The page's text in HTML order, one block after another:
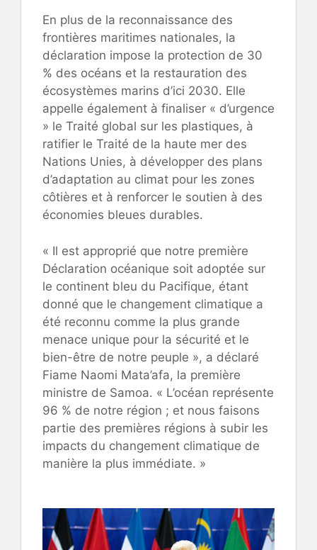
En plus de la reconnaissance des
frontières maritimes nationales, la
déclaration impose la protection de 30
% des océans et la restauration des
écosystèmes marins d’ici 2030. Elle
appelle également à finaliser « d’urgence
» le Traité global sur les plastiques, à
ratifier le Traité de la haute mer des
Nations Unies, à développer des plans
d’adaptation au climat pour les zones
côtières et à renforcer le soutien à des
économies bleues durables.
« Il est approprié que notre première
Déclaration océanique soit adoptée sur
le continent bleu du Pacifique, étant
donné que le changement climatique a
été reconnu comme la plus grande
menace unique pour la sécurité et le
bien-être de notre peuple », a déclaré
Fiame Naomi Mata’afa, la première
ministre de Samoa. « L’océan représente
96 % de notre région ; et nous faisons
partie des premières régions à subir les
impacts du changement climatique de
manière la plus immédiate. »